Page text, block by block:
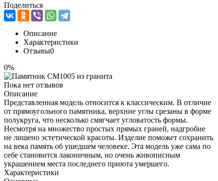
Поделиться
Описание
Характеристики
Отзывы0
0%
Пока нет отзывов
Описание
Представленная модель относится к классическим. В отличие
от прямоугольного памятника, верхние углы срезаны в форме
полукруга, что несколько смягчает угловатость формы.
Несмотря на множество простых прямых граней, надгробие
не лишено эстетической красоты. Изделие поможет сохранить
на века память об ушедшем человеке. Эта модель уже сама по
себе становится лаконичным, но очень живописным
украшением места последнего приюта умершего.
Характеристики